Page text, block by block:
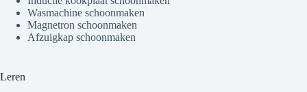
Wasmachine schoonmaken
Magnetron schoonmaken
Afzuigkap schoonmaken
Leren